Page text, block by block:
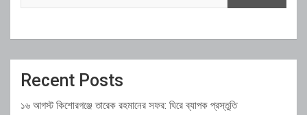
Recent Posts
১৬ আগস্ট কিশোরগঞ্জে তারেক রহমানের সফর: ঘিরে ব্যাপক প্রস্তুতি